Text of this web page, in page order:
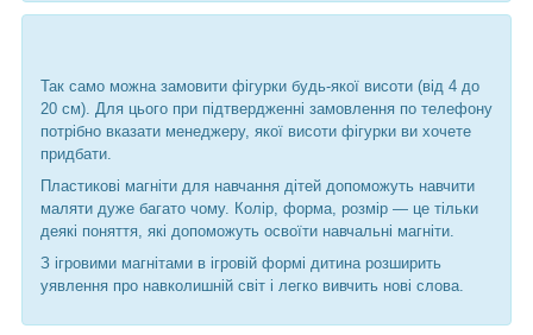
Так само можна замовити фігурки будь-якої висоти (від 4 до
20 см). Для цього при підтвердженні замовлення по телефону
потрібно вказати менеджеру, якої висоти фігурки ви хочете
придбати.
Пластикові магніти для навчання дітей допоможуть навчити
маляти дуже багато чому. Колір, форма, розмір ― це тільки
деякі поняття, які допоможуть освоїти навчальні магніти.
З ігровими магнітами в ігровій формі дитина розширить
уявлення про навколишній світ і легко вивчить нові слова.